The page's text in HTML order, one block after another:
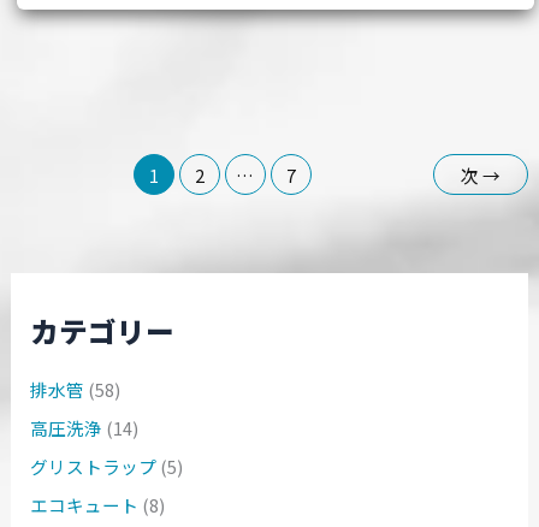
1 2 … 7 次→
カテゴリー
排水管 (58)
高圧洗浄 (14)
グリストラップ(5)
エコキュート (8)